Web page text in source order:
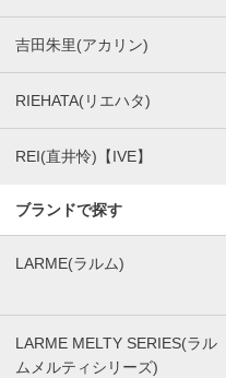
吉田朱里(アカリン)
RIEHATA(リエハタ)
REI(直井怜)【IVE】
ブランドで探す
LARME(ラルム)
LARME MELTY SERIES(ラル
ムメルティシリーズ)